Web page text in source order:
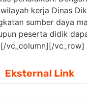
kerja Dinas
sumber daya
peserta didik
vc_column][/vc_row]
Eksternal Link